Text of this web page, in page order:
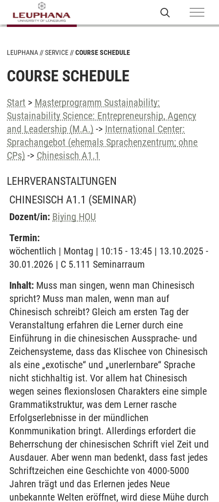
LEUPHANA SERVICE COURSE SCHEDULE
COURSE SCHEDULE
Start > Masterprogramm Sustainability:
Sustainability Science: Entrepreneurship, Agency
and Leadership (M.A.) -> International Center:
Sprachangebot (ehemals Sprachenzentrum; ohne
CPs) -> Chinesisch A1.1
LEHRVERANSTALTUNGEN
CHINESISCH A1.1 (SEMINAR)
Dozent/in: Biying HOU
Termin:
wöchentlich | Montag | 10:15 - 13:45 | 13.10.2025 -
30.01.2026 | C 5.111 Seminarraum
Inhalt: Muss man singen, wenn man Chinesisch
spricht? Muss man malen, wenn man auf
Chinesisch schreibt? Gleich am ersten Tag der
Veranstaltung erfahren die Lerner durch eine
Einführung in die chinesischen Aussprache- und
Zeichensysteme, dass das Klischee von Chinesisch
als eine „exotische“ und „unerlernbare“ Sprache
nicht stichhaltig ist. Vor allem hat Chinesisch
wegen seines flexionslosen Charakters eine simple
Grammatikstruktur, was dem Lerner rasche
Erfolgserlebnisse in der mündlichen
Konmmunikation bringt. Allerdings erfordert die
Beherrschung der chinesischen Schrift viel Zeit und
Ausdauer. Aber wenn man bedenkt, dass fast jedes
Schriftzeichen eine Geschichte von 4000-5000
Jahren trägt und das Erlernen jedes Neue
unbekannte Welten eröffnet, wird diese Mühe durch